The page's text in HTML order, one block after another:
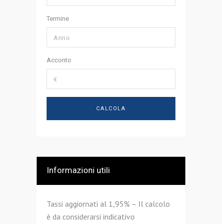
Termine
Acconto
Informazioni utili
Tassi aggiornati al 1,95% – Il calcolo
è da considerarsi indicativo